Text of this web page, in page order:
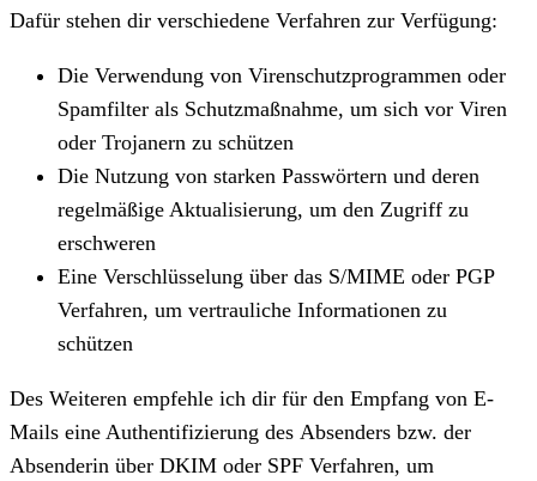
Dafür stehen dir verschiedene Verfahren zur Verfügung:
Die Verwendung von Virenschutzprogrammen oder
Spamfilter als Schutzmaßnahme, um sich vor Viren
oder Trojanern zu schützen
Die Nutzung von starken Passwörtern und deren
regelmäßige Aktualisierung, um den Zugriff zu
erschweren
Eine Verschlüsselung über das S/MIME oder PGP
Verfahren, um vertrauliche Informationen zu
schützen
Des Weiteren empfehle ich dir für den Empfang von E-
Mails eine Authentifizierung des Absenders bzw. der
Absenderin über DKIM oder SPF Verfahren, um